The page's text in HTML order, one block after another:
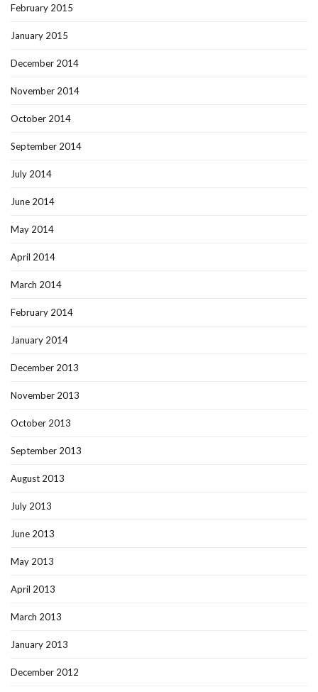
February 2015
January 2015
December 2014
November 2014
October 2014
September 2014
July 2014
June 2014
May 2014
April 2014
March 2014
February 2014
January 2014
December 2013
November 2013
October 2013
September 2013
August 2013
July 2013
June 2013
May 2013
April 2013
March 2013
January 2013
December 2012